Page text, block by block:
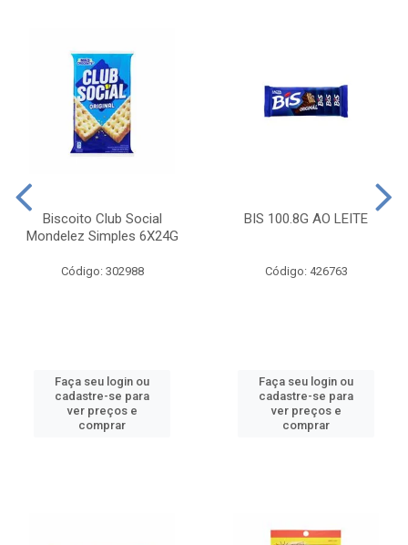
Biscoito Club Social
Mondelez Simples 6X24G
Código: 302988
Faça seu login ou
cadastre-se para
ver preços e
comprar
BIS 100.8G AO LEITE
Código: 426763
Faça seu login ou
cadastre-se para
ver preços e
comprar